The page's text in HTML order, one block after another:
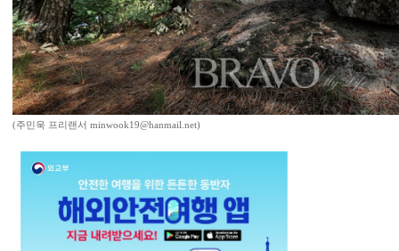
(주민욱 프리랜서 minwook19@hanmail.net)